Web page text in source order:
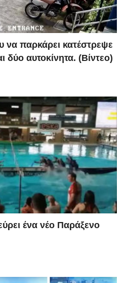
να παρκάρει κατέστρεψε
δύο αυτοκίνητα. (Βίντεο)
ένα νέο Παράξενο